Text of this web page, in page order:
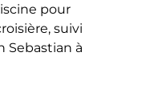
pour
suivi
Sebastian à